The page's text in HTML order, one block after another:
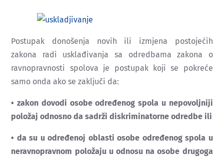
Postupak donošenja novih ili izmjena postojećih
zakona radi usklađivanja sa odredbama zakona o
ravnopravnosti spolova je postupak koji se pokreće
samo onda ako se zaključi da:
• zakon dovodi osobe određenog spola u nepovoljniji
položaj odnosno da sadrži diskriminatorne odredbe ili
• da su u određenoj oblasti osobe određenog spola u
neravnopravnom položaju u odnosu na osobe drugoga